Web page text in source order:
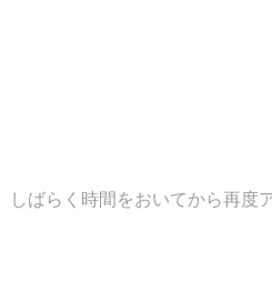
ばらく時間をおいてから再度